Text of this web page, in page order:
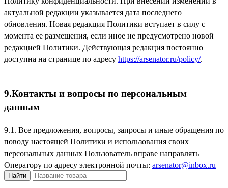
актуальной редакции указывается дата последнего
обновления. Новая редакция Политики вступает в силу с
момента ее размещения, если иное не предусмотрено новой
редакцией Политики. Действующая редакция постоянно
доступна на странице по адресу https://arsenator.ru/policy/.
9.Контакты и вопросы по персональным
данным
9.1. Все предложения, вопросы, запросы и иные обращения по
поводу настоящей Политики и использования своих
персональных данных Пользователь вправе направлять
Оператору по адресу электронной почты: arsenator@inbox.ru